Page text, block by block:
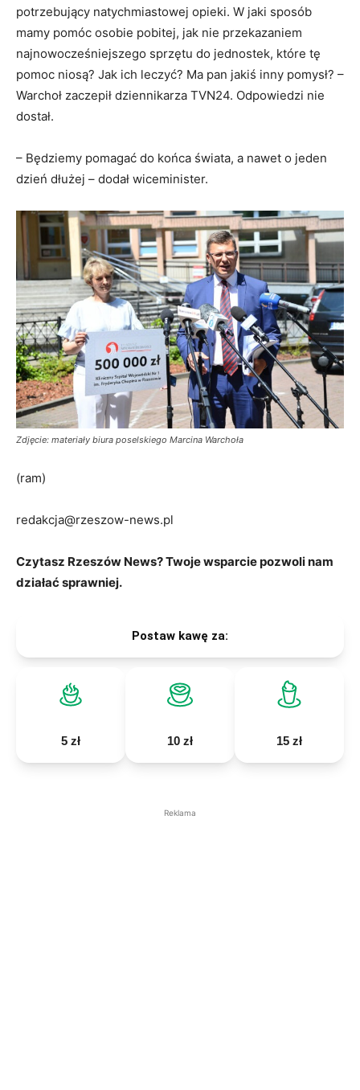
potrzebujący natychmiastowej opieki. W jaki sposób
mamy pomóc osobie pobitej, jak nie przekazaniem
najnowocześniejszego sprzętu do jednostek, które tę
pomoc niosą? Jak ich leczyć? Ma pan jakiś inny pomysł? –
Warchoł zaczepił dziennikarza TVN24. Odpowiedzi nie
dostał.
– Będziemy pomagać do końca świata, a nawet o jeden
dzień dłużej – dodał wiceminister.
Zdjęcie: materiały biura poselskiego Marcina Warchoła
(ram)
redakcja@rzeszow-news.pl
Czytasz Rzeszów News? Twoje wsparcie pozwoli nam
działać sprawniej.
Postaw kawę za:
5 zł 10 zł 15 zł
Reklama